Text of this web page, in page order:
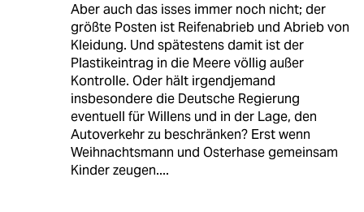
Aber auch das isses immer noch nicht; der
größte Posten ist Reifenabrieb und Abrieb von
Kleidung. Und spätestens damit ist der
Plastikeintrag in die Meere völlig außer
Kontrolle. Oder hält irgendjemand
insbesondere die Deutsche Regierung
eventuell für Willens und in der Lage, den
Autoverkehr zu beschränken? Erst wenn
Weihnachtsmann und Osterhase gemeinsam
Kinder zeugen....